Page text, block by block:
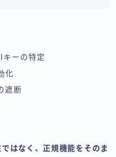
ーの特定
化
遮断
はなく、正規機能をそのま